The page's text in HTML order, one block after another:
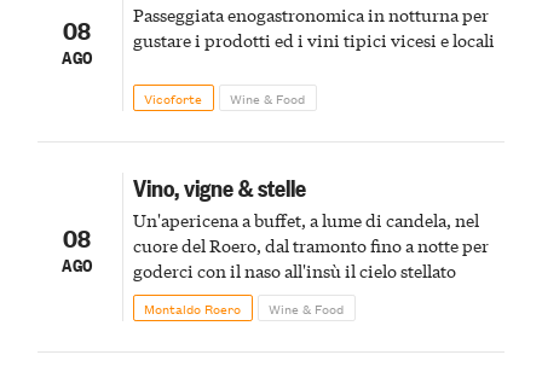
08
AGO
Passeggiata enogastronomica in notturna per
gustare i prodotti ed i vini tipici vicesi e locali
Vicoforte Wine & Food
08
AGO
Vino, vigne & stelle
Un'apericena a buffet, a lume di candela, nel
cuore del Roero, dal tramonto fino a notte per
goderci con il naso all'insù il cielo stellato
Montaldo Roero Wine & Food